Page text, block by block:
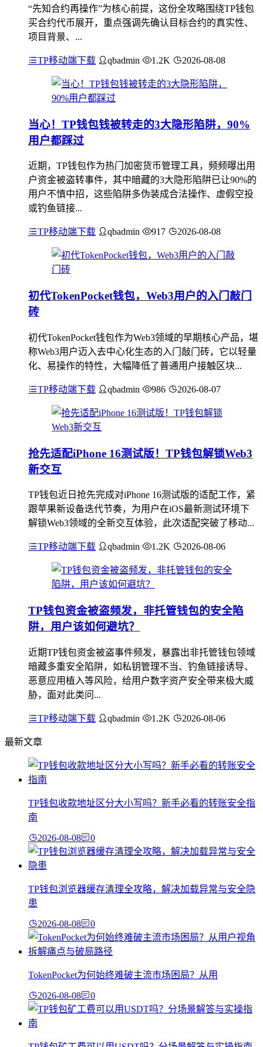
“先知合约再操作”为核心前提，这份全攻略围绕TP钱包
买合约代币展开，重点强调先确认目标合约的真实性、
项目背景、...
TP移动端下载 qbadmin 1.2K 2026-08-08
当心！TP钱包钱被转走的3大隐形陷阱，90%
用户都踩过
近期，TP钱包作为热门加密货币管理工具，频频曝出用
户资金被盗转事件，其中暗藏的3大隐形陷阱已让90%的
用户不慎中招，这些陷阱多伪装成合法操作、虚假空投
或钓鱼链接...
TP移动端下载 qbadmin 917 2026-08-08
初代TokenPocket钱包，Web3用户的入门敲门
砖
初代TokenPocket钱包作为Web3领域的早期核心产品，堪
称Web3用户迈入去中心化生态的入门敲门砖，它以轻量
化、易操作的特性，大幅降低了普通用户接触区块...
TP移动端下载 qbadmin 986 2026-08-07
抢先适配iPhone 16测试版！TP钱包解锁Web3
新交互
TP钱包近日抢先完成对iPhone 16测试版的适配工作，紧
跟苹果新设备迭代节奏，为用户在iOS最新测试环境下
解锁Web3领域的全新交互体验，此次适配突破了移动...
TP移动端下载 qbadmin 1.2K 2026-08-06
TP钱包资金被盗频发，非托管钱包的安全陷
阱，用户该如何避坑？
近期TP钱包资金被盗事件频发，暴露出非托管钱包领域
暗藏多重安全陷阱，如私钥管理不当、钓鱼链接诱导、
恶意应用植入等风险，给用户数字资产安全带来极大威
胁，面对此类问...
TP移动端下载 qbadmin 1.2K 2026-08-06
最新文章
TP钱包收款地址区分大小写吗？新手必看的转账安全指
南
2026-08-08 0
TP钱包浏览器缓存清理全攻略，解决加载异常与安全隐
患
2026-08-08 0
TokenPocket为何始终难破主流市场困局？从用
2026-08-08 0